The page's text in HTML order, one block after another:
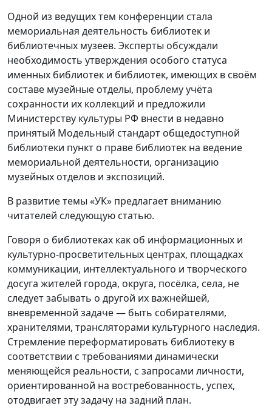
Одной из ведущих тем конференции стала
мемориальная деятельность библиотек и
библиотечных музеев. Эксперты обсуждали
необходимость утверждения особого статуса
именных библиотек и библиотек, имеющих в своём
составе музейные отделы, проблему учёта
сохранности их коллекций и предложили
Министерству культуры РФ внести в недавно
принятый Модельный стандарт общедоступной
библиотеки пункт о праве библиотек на ведение
мемориальной деятельности, организацию
музейных отделов и экспозиций.
В развитие темы «УК» предлагает вниманию
читателей следующую статью.
Говоря о библиотеках как об информационных и
культурно-просветительных центрах, площадках
коммуникации, интеллектуального и творческого
досуга жителей города, округа, посёлка, села, не
следует забывать о другой их важнейшей,
вневременной задаче — быть собирателями,
хранителями, трансляторами культурного наследия.
Стремление переформатировать библиотеку в
соответствии с требованиями динамически
меняющейся реальности, с запросами личности,
ориентированной на востребованность, успех,
отодвигает эту задачу на задний план.